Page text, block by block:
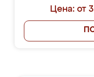
Цена: от